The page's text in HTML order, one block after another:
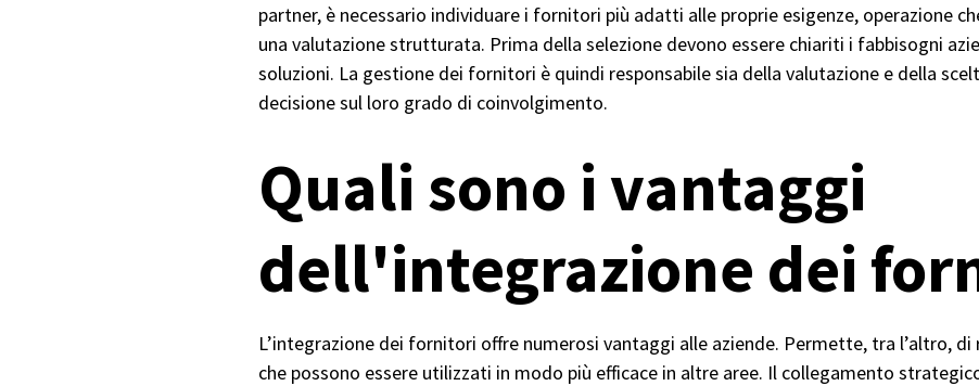
partner, è necessario individuare i fornitori più adatti alle proprie esigenze, operazione
una valutazione strutturata. Prima della selezione devono essere chiariti i fabbisogni
soluzioni. La gestione dei fornitori è quindi responsabile sia della valutazione e della
decisione sul loro grado di coinvolgimento.
Quali sono i vantaggi
dell'integrazione dei
L’integrazione dei fornitori offre numerosi vantaggi alle aziende. Permette, tra l’altro,
che possono essere utilizzati in modo più efficace in altre aree. Il collegamento